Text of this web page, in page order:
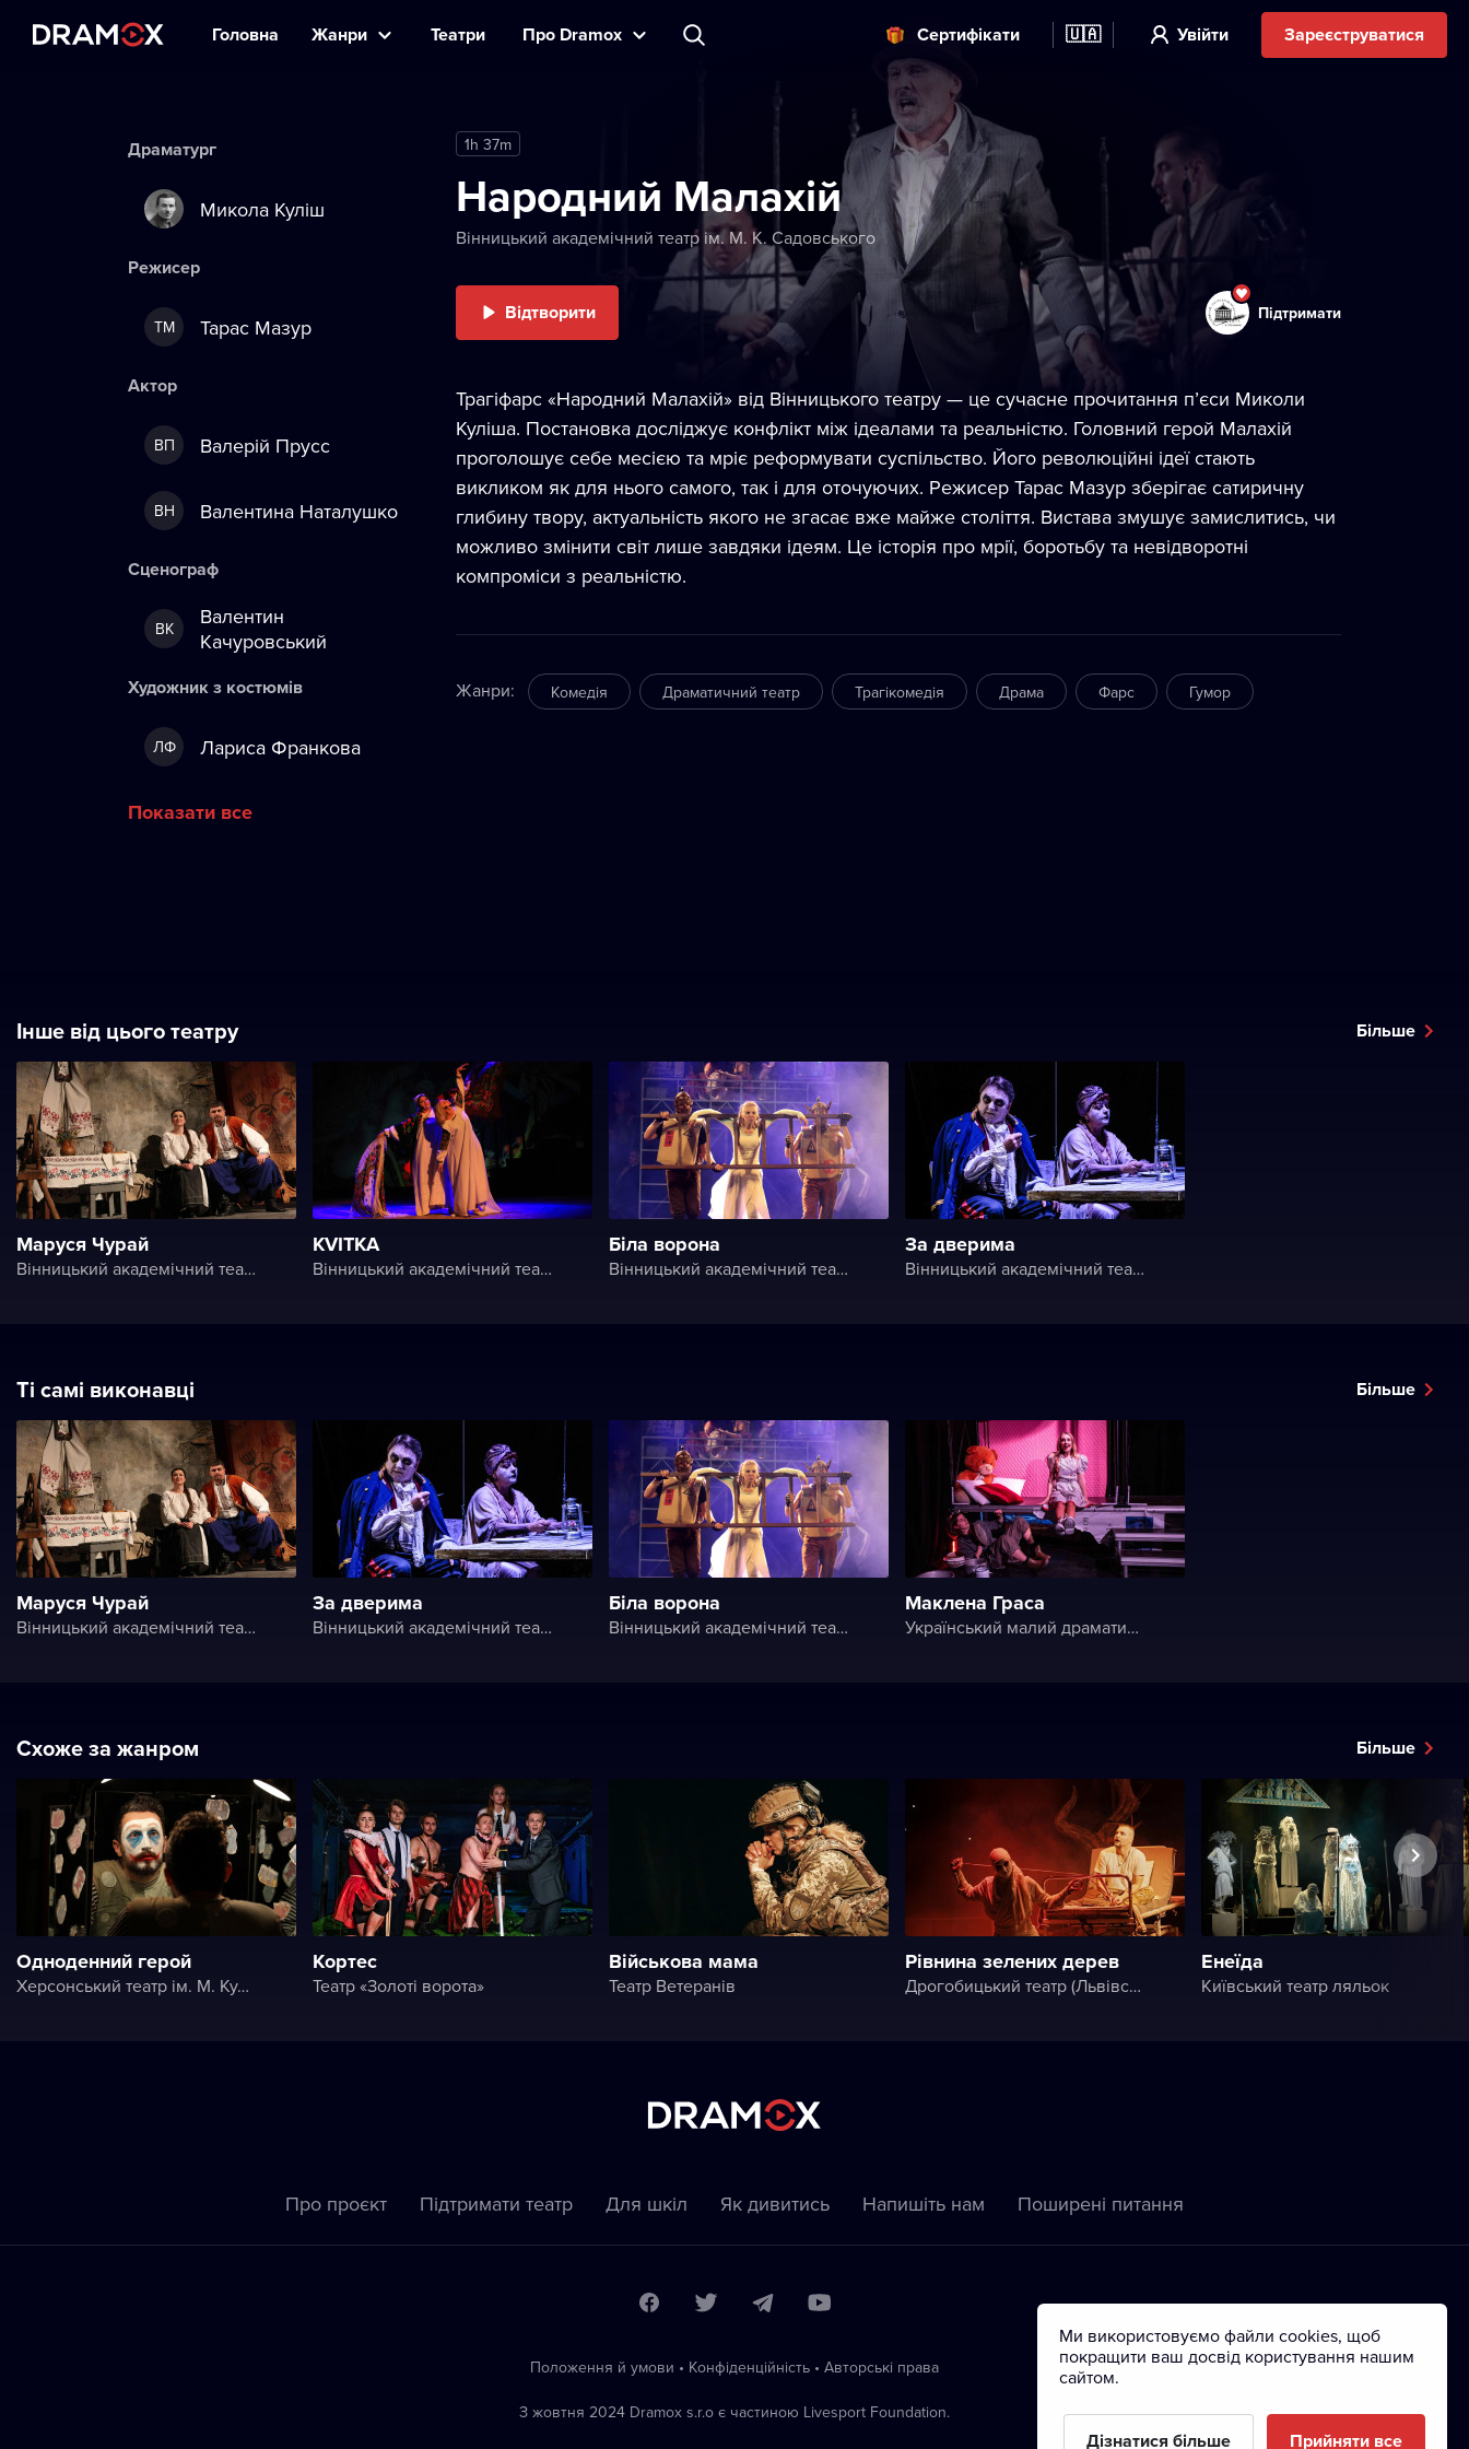
Головна Жанри Театри Прo Dramox Cертифікати 🇺🇦 Увійти Зареєструватися
1h 37m
Народний Малахій
Вінницький академічний театр ім. М. К. Садовського
Відтворити Підтримати
Трагіфарс «Народний Малахій» від Вінницького театру — це сучасне прочитання п’єси Миколи
Куліша. Постановка досліджує конфлікт між ідеалами та реальністю. Головний герой Малахій
проголошує себе месією та мріє реформувати суспільство. Його революційні ідеї стають
викликом як для нього самого, так і для оточуючих. Режисер Тарас Мазур зберігає сатиричну
глибину твору, актуальність якого не згасає вже майже століття. Вистава змушує замислитись, чи
можливо змінити світ лише завдяки ідеям. Це історія про мрії, боротьбу та невідворотні
компроміси з реальністю.
Жанри: Комедія Драматичний театр Трагікомедія Драма Фарс Гумор
Драматург
Микола Куліш
Режисер
ТМ Тарас Мазур
Актор
ВП Валерій Прусс
ВН Валентина Наталушко
Сценограф
ВК
Валентин
Качуровський
Художник з костюмів
ЛФ Лариса Франкова
Показати все
Інше від цього театру Більше
Маруся Чурай
Вінницький академічний театр ім. М. К. Садовського
KVITKA
Вінницький академічний театр ім. М. К. Садовського
Біла ворона
Вінницький академічний театр ім. М. К. Садовського
За дверима
Вінницький академічний театр ім. М. К. Садовського
Ті самі виконавці Більше
Маруся Чурай
Вінницький академічний театр ім. М. К. Садовського
За дверима
Вінницький академічний театр ім. М. К. Садовського
Біла ворона
Вінницький академічний театр ім. М. К. Садовського
Маклена Граса
Український малий драматичний театр
Схоже за жанром Більше
Одноденний герой
Херсонський театр ім. М. Куліша
Кортес
Театр «Золоті ворота»
Військова мама
Театр Ветеранів
Рівнина зелених дерев
Дрогобицький театр (Львівський академічний обласний музично-драматичний театр імені Юрія Дрогобича)
Енеїда
Київський театр ляльок
Про проєкт Підтримати театр Для шкіл Як дивитись Напишіть нам Пoширені питання
Положення й умови • Конфіденційність • Автoрські права
З жовтня 2024 Dramox s.r.o є частиною Livesport Foundation.
Ми використовуємо файли cookies, щоб
покращити ваш досвід користування нашим
сайтом.
Дізнатися більше Прийняти все